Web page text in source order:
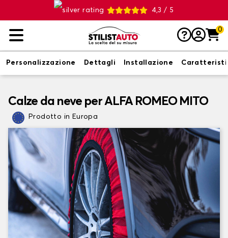
4,3 / 5
0
Personalizzazione Dettagli Installazione
Calze da neve per ALFA ROMEO MITO
Prodotto in Europa